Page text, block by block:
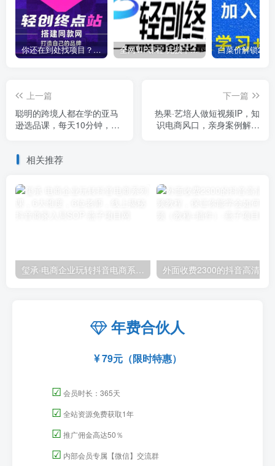
你还在到处找项目？还在当韭菜？我靠卖项目一个月收入5万+，曾经我也是个失败者。 全网VIP课程 无损下载~
上一篇
聪明的跨境人都在学的亚马
逊选品课，每天10分钟，让
下一篇
热果·艺培人做短视频IP，知
识电商风口，亲身案例解析
相关推荐
玺承·电商企业玩转抖音电商系列课，6大维度，6位老师，线上揭秘抖音商家入局SOP
年费合伙人
79元（限时特惠）
☑ 会员时长：365天
☑ 全站资源免费获取1年
☑ 推广佣金高达50％
☑ 内部会员专属【微信】交流群